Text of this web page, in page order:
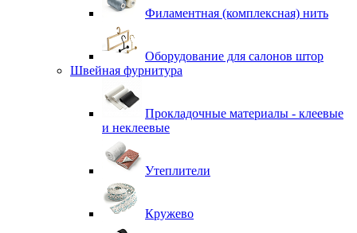
Филаментная (комплексная) нить
Оборудование для салонов штор
Швейная фурнитура
Прокладочные материалы - клеевые
и неклеевые
Утеплители
Кружево